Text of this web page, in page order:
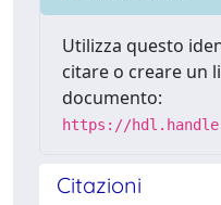
Utilizza questo
citare o creare un
documento:
https://
Citazioni